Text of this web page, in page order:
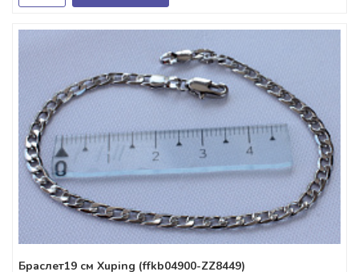
Браслет19 см Xuping (ffkb04900-ZZ8449)